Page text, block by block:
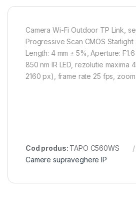
Camera Wi-Fi Outdoor TP Link,
Progressive Scan CMOS Starlight
Length: 4 mm ± 5%, Aperture:
850 nm IR LED, rezolutie maxima
2160 px), frame rate 25 fps,
Cod produs: TAPO C560WS
Camere supraveghere IP